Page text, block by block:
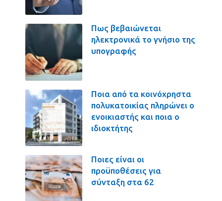
Πως βεβαιώνεται
ηλεκτρονικά το γνήσιο της
υπογραφής
Ποια από τα κοινόχρηστα
πολυκατοικίας πληρώνει ο
ενοικιαστής και ποια ο
ιδιοκτήτης
Ποιες είναι οι
προϋποθέσεις για
σύνταξη στα 62